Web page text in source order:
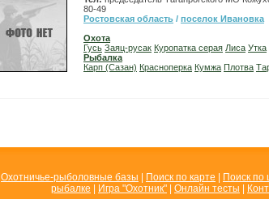
80-49
Ростовская область / поселок Ивановка
Охота
Гусь Заяц-русак Куропатка серая Лиса Утка
Рыбалка
Карп (Сазан) Красноперка Кумжа Плотва
Охотничье-рыболовные базы Поиск по карте Поиск по
рыбалке
Игра "Охотник" Онлайн тесты